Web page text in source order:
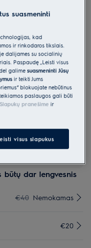
gardesniam ir
ir maistingas maistas.
jutikliniu valdymo skydeliu
pagal ES reglamentą
I ir II skyriuose.
dar lengvesnis
€40 Nemokamas
€20
suasmeninti
kad
ir rinkodaros tikslais.
dalijamės su socialinių
Paspaudę „Leisti visus
galimesuasmeninti Jūsų
ir teikti Jums
blokuojate nebūtinus
paslaugos gali būti
Slapukų pranešime ir
visus slapukus